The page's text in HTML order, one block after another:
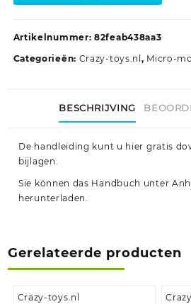
Artikelnummer: 82feab438aa3
Categorieën: Crazy-toys.nl, Micro-
BESCHRIJVING
De handleiding kunt u hier gratis
bijlagen.
Sie können das Handbuch unter
herunterladen.
Gerelateerde producten
Crazy-toys.nl